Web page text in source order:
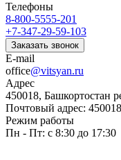
Телефоны
8-800-5555-201
+7-347-29-59-103
Заказать звонок
E-mail
office@vitsyan.ru
Адрес
450018, Башкортостан
Почтовый адрес:
Режим работы
Пн - Пт: с 8:30 до 17:30